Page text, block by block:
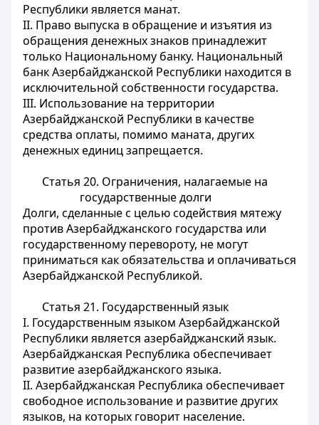
Республики является манат.
II. Право выпуска в обращение и изъятия из
обращения денежных знаков принадлежит
только Национальному банку. Национальный
банк Азербайджанской Республики находится в
исключительной собственности государства.
III. Использование на территории
Азербайджанской Республики в качестве
средства оплаты, помимо маната, других
денежных единиц запрещается.
Статья 20. Ограничения, налагаемые на
государственные долги
Долги, сделанные с целью содействия мятежу
против Азербайджанского государства или
государственному перевороту, не могут
приниматься как обязательства и оплачиваться
Азербайджанской Республикой.
Статья 21. Государственный язык
I. Государственным языком Азербайджанской
Республики является азербайджанский язык.
Азербайджанская Республика обеспечивает
развитие азербайджанского языка.
II. Азербайджанская Республика обеспечивает
свободное использование и развитие других
языков, на которых говорит население.